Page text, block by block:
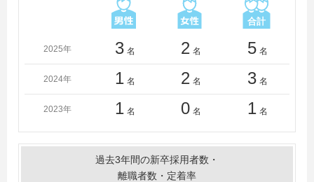
2025年 3 名 2 名 5 名
2024年 1 名 2 名 3 名
2023年 1 名 0 名 1 名
過去3年間の新卒採用者数・
離職者数・定着率